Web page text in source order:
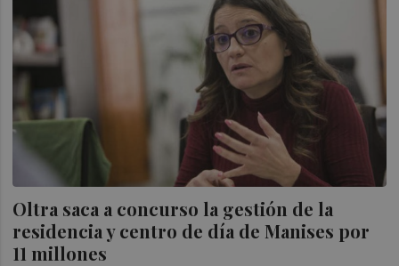
Oltra saca a concurso la gestión de la
residencia y centro de día de Manises por
11 millones